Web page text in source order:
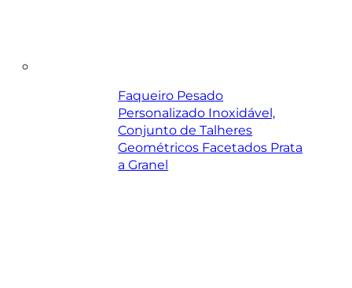
Faqueiro Pesado
Personalizado Inoxidável,
Conjunto de Talheres
Geométricos Facetados Prata
a Granel